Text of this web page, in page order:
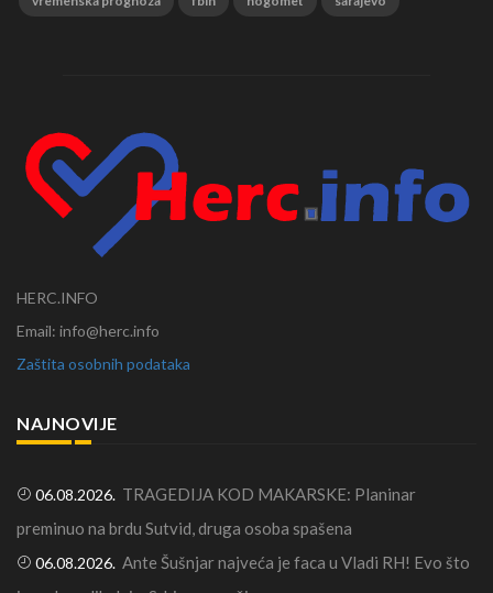
HERC.INFO
Email: info@herc.info
Zaštita osobnih podataka
NAJNOVIJE
06.08.2026. TRAGEDIJA KOD MAKARSKE: Planinar
preminuo na brdu Sutvid, druga osoba spašena
06.08.2026. Ante Šušnjar najveća je faca u Vladi RH! Evo što